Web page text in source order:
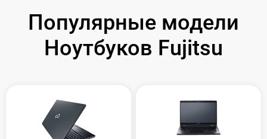
Популярные модели
Ноутбуков Fujitsu